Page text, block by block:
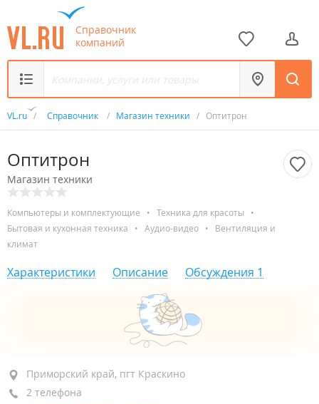
Справочник
компаний
VL.ru / Справочник / Магазин техники / Оптитрон
Оптитрон
Магазин техники
Компьютеры и комплектующие • Техника для красоты
•
Бытовая и кухонная техника
• Аудио-видео •
Вентиляция и
климат
Характеристики Описание Обсуждения 1
Приморский край, пгт Краскино, ул. Ленина, 17
+7 924 255-06-65
Приморский край, пгт Краскино
2 телефона